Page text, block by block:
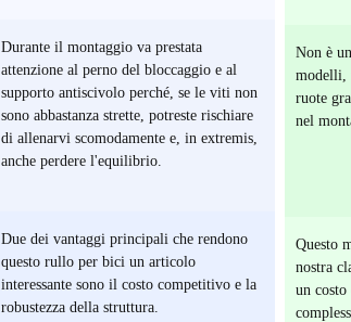
Durante il montaggio va prestata
attenzione al perno del bloccaggio e al
supporto antiscivolo perché, se le viti non
sono abbastanza strette, potreste rischiare
di allenarvi scomodamente e, in extremis,
anche perdere l'equilibrio.
Due dei vantaggi principali che rendono
questo rullo per bici un articolo
interessante sono il costo competitivo e la
robustezza della struttura.
Non è
modelli,
ruote
nel
Questo
nostra
un costo